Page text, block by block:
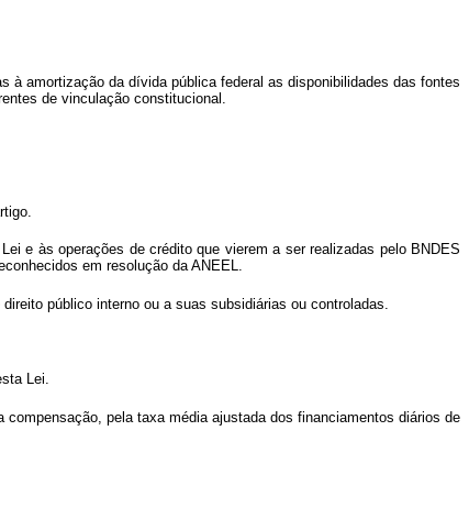
amortização da dívida pública federal as disponibilidades das fontes
de vinculação constitucional.
e às operações de crédito que vierem a ser realizadas pelo BNDES
em resolução da ANEEL.
público interno ou a suas subsidiárias ou controladas.
Lei.
pela taxa média ajustada dos financiamentos diários de